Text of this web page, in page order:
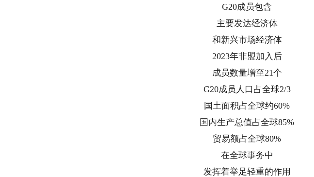
G20成员包含
主要发达经济体
和新兴市场经济体
2023年非盟加入后
成员数量增至21个
G20成员人口占全球2/3
国土面积占全球约60%
国内生产总值占全球85%
贸易额占全球80%
在全球事务中
发挥着举足轻重的作用